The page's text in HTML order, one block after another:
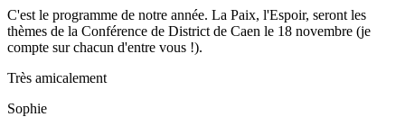
C'est le programme de notre année. La Paix, l'Espoir, seront les
thèmes de la Conférence de District de Caen le 18 novembre (je
compte sur chacun d'entre vous !).
Très amicalement
Sophie